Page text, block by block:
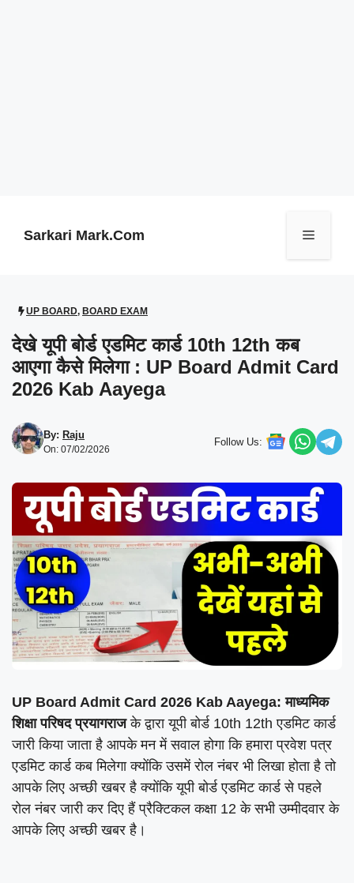
Sarkari Mark.Com Menu
UP BOARD, BOARD EXAM
देखे यूपी बोर्ड एडमिट कार्ड 10th 12th कब
आएगा कैसे मिलेगा : UP Board Admit Card
2026 Kab Aayega
By: Raju
On: 07/02/2026
Follow Us:
UP Board Admit Card 2026 Kab Aayega: माध्यमिक
शिक्षा परिषद प्रयागराजके द्वारा यूपी बोर्ड 10th 12th एडमिट कार्ड
जारी किया जाता है आपके मन में सवाल होगा कि हमारा प्रवेश पत्र
एडमिट कार्ड कब मिलेगा क्योंकि उसमें रोल नंबर भी लिखा होता है तो
आपके लिए अच्छी खबर है क्योंकि यूपी बोर्ड एडमिट कार्ड से पहले
रोल नंबर जारी कर दिए हैं प्रैक्टिकल कक्षा 12 के सभी उम्मीदवार के
आपके लिए अच्छी खबर है।